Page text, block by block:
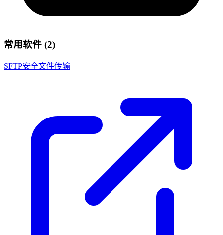
常用软件 (2)
SFTP安全文件传输